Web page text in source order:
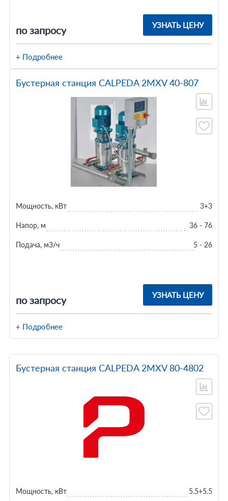
по запросу УЗНАТЬ ЦЕНУ
+ Подробнее
Бустерная станция CALPEDA 2MXV 40-807
по запросу УЗНАТЬ ЦЕНУ
Мощность, кВт 3+3
Напор, м 36 - 76
Подача, м3/ч 5 - 26
+ Подробнее
Бустерная станция CALPEDA 2MXV 80-4802
Мощность, кВт 5.5+5.5